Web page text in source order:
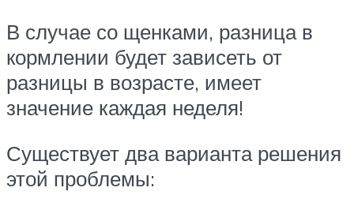
В случае со щенками, разница в
кормлении будет зависеть от
разницы в возрасте, имеет
значение каждая неделя!
Существует два варианта решения
этой проблемы: